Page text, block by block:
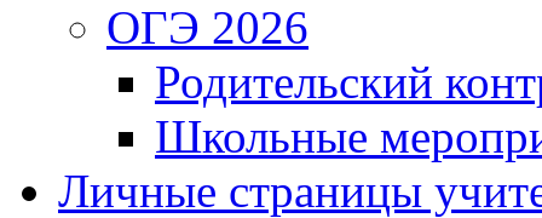
ОГЭ 2026
Родительский
Школьные
Личные страницы